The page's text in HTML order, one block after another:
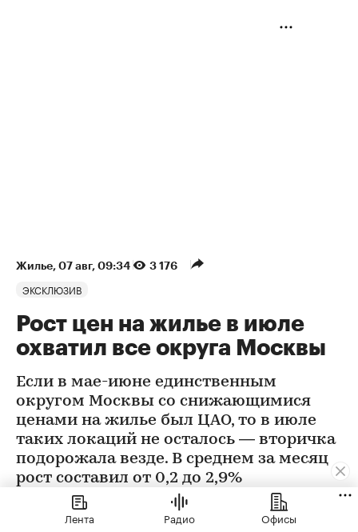
Жилье⁠, 07 авг, 09:34 3 176
ЭКСКЛЮЗИВ
Рост цен на жилье в июле
охватил все округа Москвы
Если в мае-июне единственным
округом Москвы со снижающимися
ценами на жилье был ЦАО, то в июле
таких локаций не осталось — вторичка
подорожала везде. В среднем за месяц
рост составил от 0,2 до 2,9%
Лента Радио Офисы